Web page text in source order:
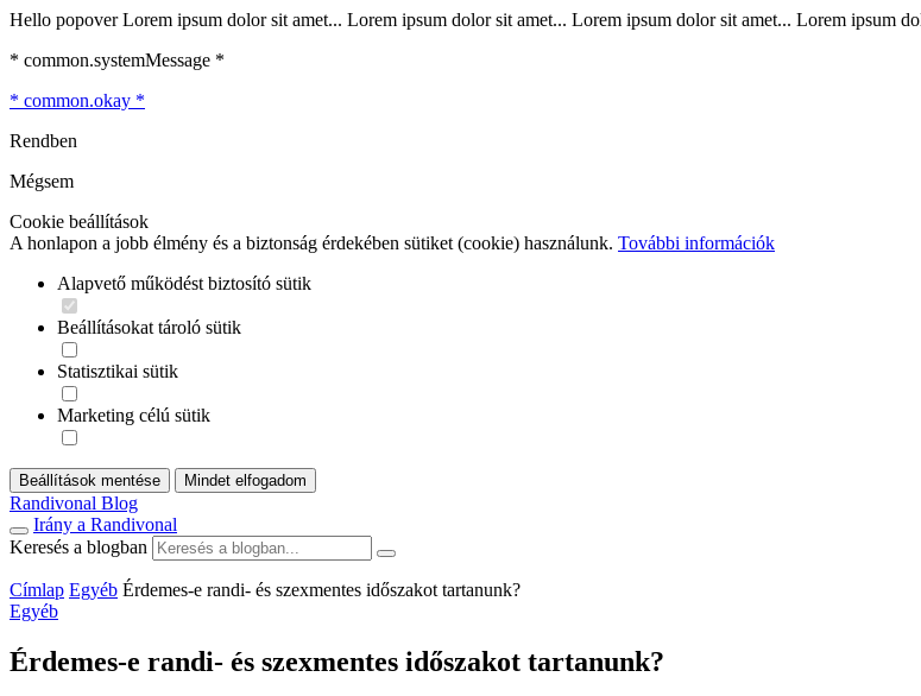
Hello popover Lorem ipsum dolor sit amet... Lorem ipsum dolor sit amet... Lorem ipsum dolor sit amet... Lorem ipsum
* common.systemMessage *
* common.okay *
Rendben
Mégsem
Cookie beállítások
A honlapon a jobb élmény és a biztonság érdekében sütiket (cookie) használunk. További információk
Alapvető működést biztosító sütik
Beállításokat tároló sütik
Statisztikai sütik
Marketing célú sütik
Beállítások mentése Mindet elfogadom
Randivonal Blog
Irány a Randivonal
Keresés a blogban
Címlap Egyéb Érdemes-e randi- és szexmentes időszakot tartanunk?
Egyéb
Érdemes-e randi- és szexmentes időszakot tartanunk?